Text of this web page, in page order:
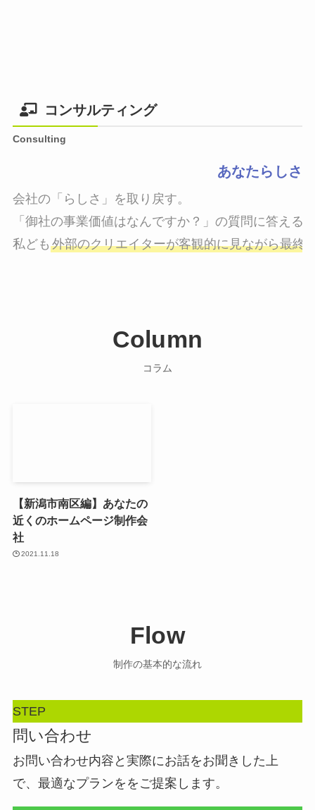
コンサルティング
Consulting
あなたらしさ
会社の「らしさ」を取り戻す。
「御社の事業価値はなんですか？」の質問に答える
私ども 外部のクリエイターが客観的に見ながら最終
Column
コラム
【新潟市南区編】あなたの
近くのホームページ制作会
社
2021.11.18
Flow
制作の基本的な流れ
STEP
問い合わせ
お問い合わせ内容と実際にお話をお聞きした上
で、最適なプランををご提案します。